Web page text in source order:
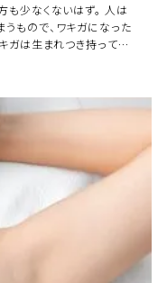
も少なくないはず。 人は
もので、ワキガになった
ガは生まれつき持ってい